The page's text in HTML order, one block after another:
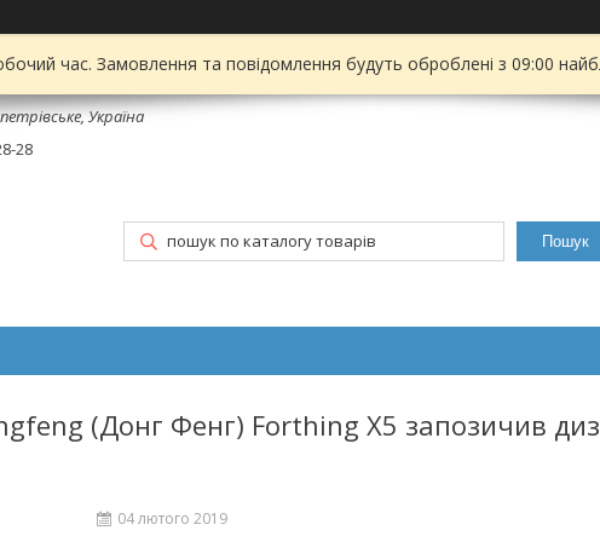
час. Замовлення та повідомлення будуть оброблені з 09:00
Україна
28
Пошук
(Донг Фенг) Forthing X5 запозичив
04 лютого 2019